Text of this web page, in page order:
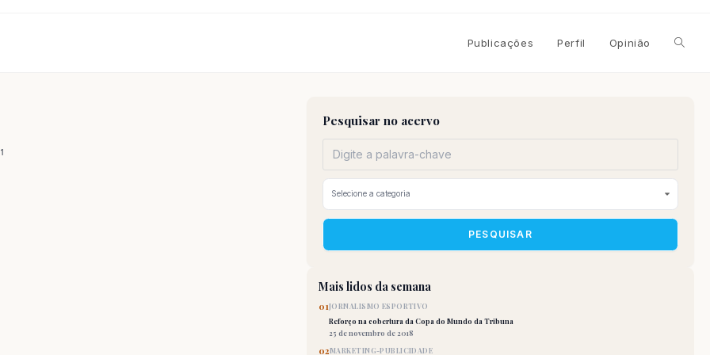
Publicações Perfil Opinião
site
Pesquisar no acervo
PESQUISAR
Mais lidos da semana
01JORNALISMO ESPORTIVO
Reforço na cobertura da Copa do Mundo da Tribuna
25 de novembro de 2018
02MARKETING-PUBLICIDADE